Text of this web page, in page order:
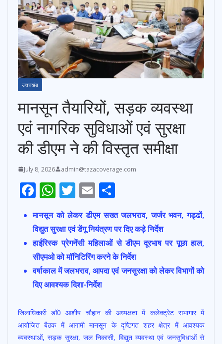
उत्तराखंड
मानसून तैयारियों, सड़क व्यवस्था
एवं नागरिक सुविधाओं एवं सुरक्षा
की डीएम ने की विस्तृत समीक्षा
July 8, 2026 admin@tazacoverage.com
F
e
b
o
o
k
W
h
at
s
A
p
p
T
itt
er
E
ai
l
ar
e
मानसून को लेकर डीएम सख्त जलभराव, जर्जर भवन, गड्ढों,
विद्युत सुरक्षा एवं डेंगू नियंत्रण पर दिए कड़े निर्देश
हाईरिस्क प्रेगनेंसी महिलाओं से डीएम दूरभाष पर पूछा हाल,
सीएमओ को मॉनिटिरिंग करने के निर्देश
वर्षाकाल में जलभराव, आपदा एवं जनसुरक्षा को लेकर विभागों को
दिए आवश्यक दिशा-निर्देश
जिलाधिकारी डॉ0 आशीष चौहान की अध्यक्षता में कलेक्ट्रेट सभागार में
आयोजित बैठक में आगामी मानसून के दृष्टिगत शहर क्षेत्र में आवश्यक
व्यवस्थाओं, सड़क सुरक्षा, जल निकासी, विद्युत व्यवस्था एवं जनसुविधाओं से